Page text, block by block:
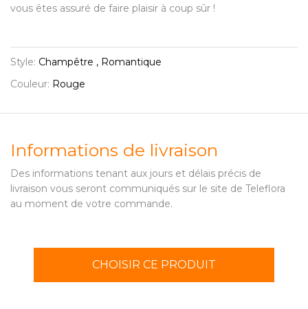
vous êtes assuré de faire plaisir à coup sûr !
Style: Champêtre , Romantique
Couleur: Rouge
Informations de livraison
Des informations tenant aux jours et délais précis de
livraison vous seront communiqués sur le site de Teleflora
au moment de votre commande.
CHOISIR CE PRODUIT